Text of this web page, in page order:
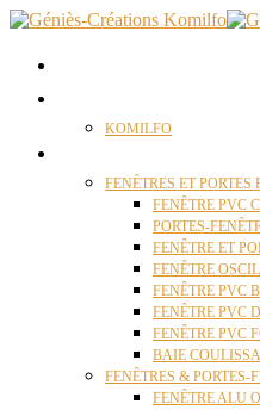
KOMILFO
FENÊTRES ET PORTES
FENÊTRE PVC
PORTES-
FENÊTRE ET
FENÊTRE
FENÊTRE PVC
FENÊTRE PVC
FENÊTRE PVC
BAIE
FENÊTRES &
FENÊTRE ALU